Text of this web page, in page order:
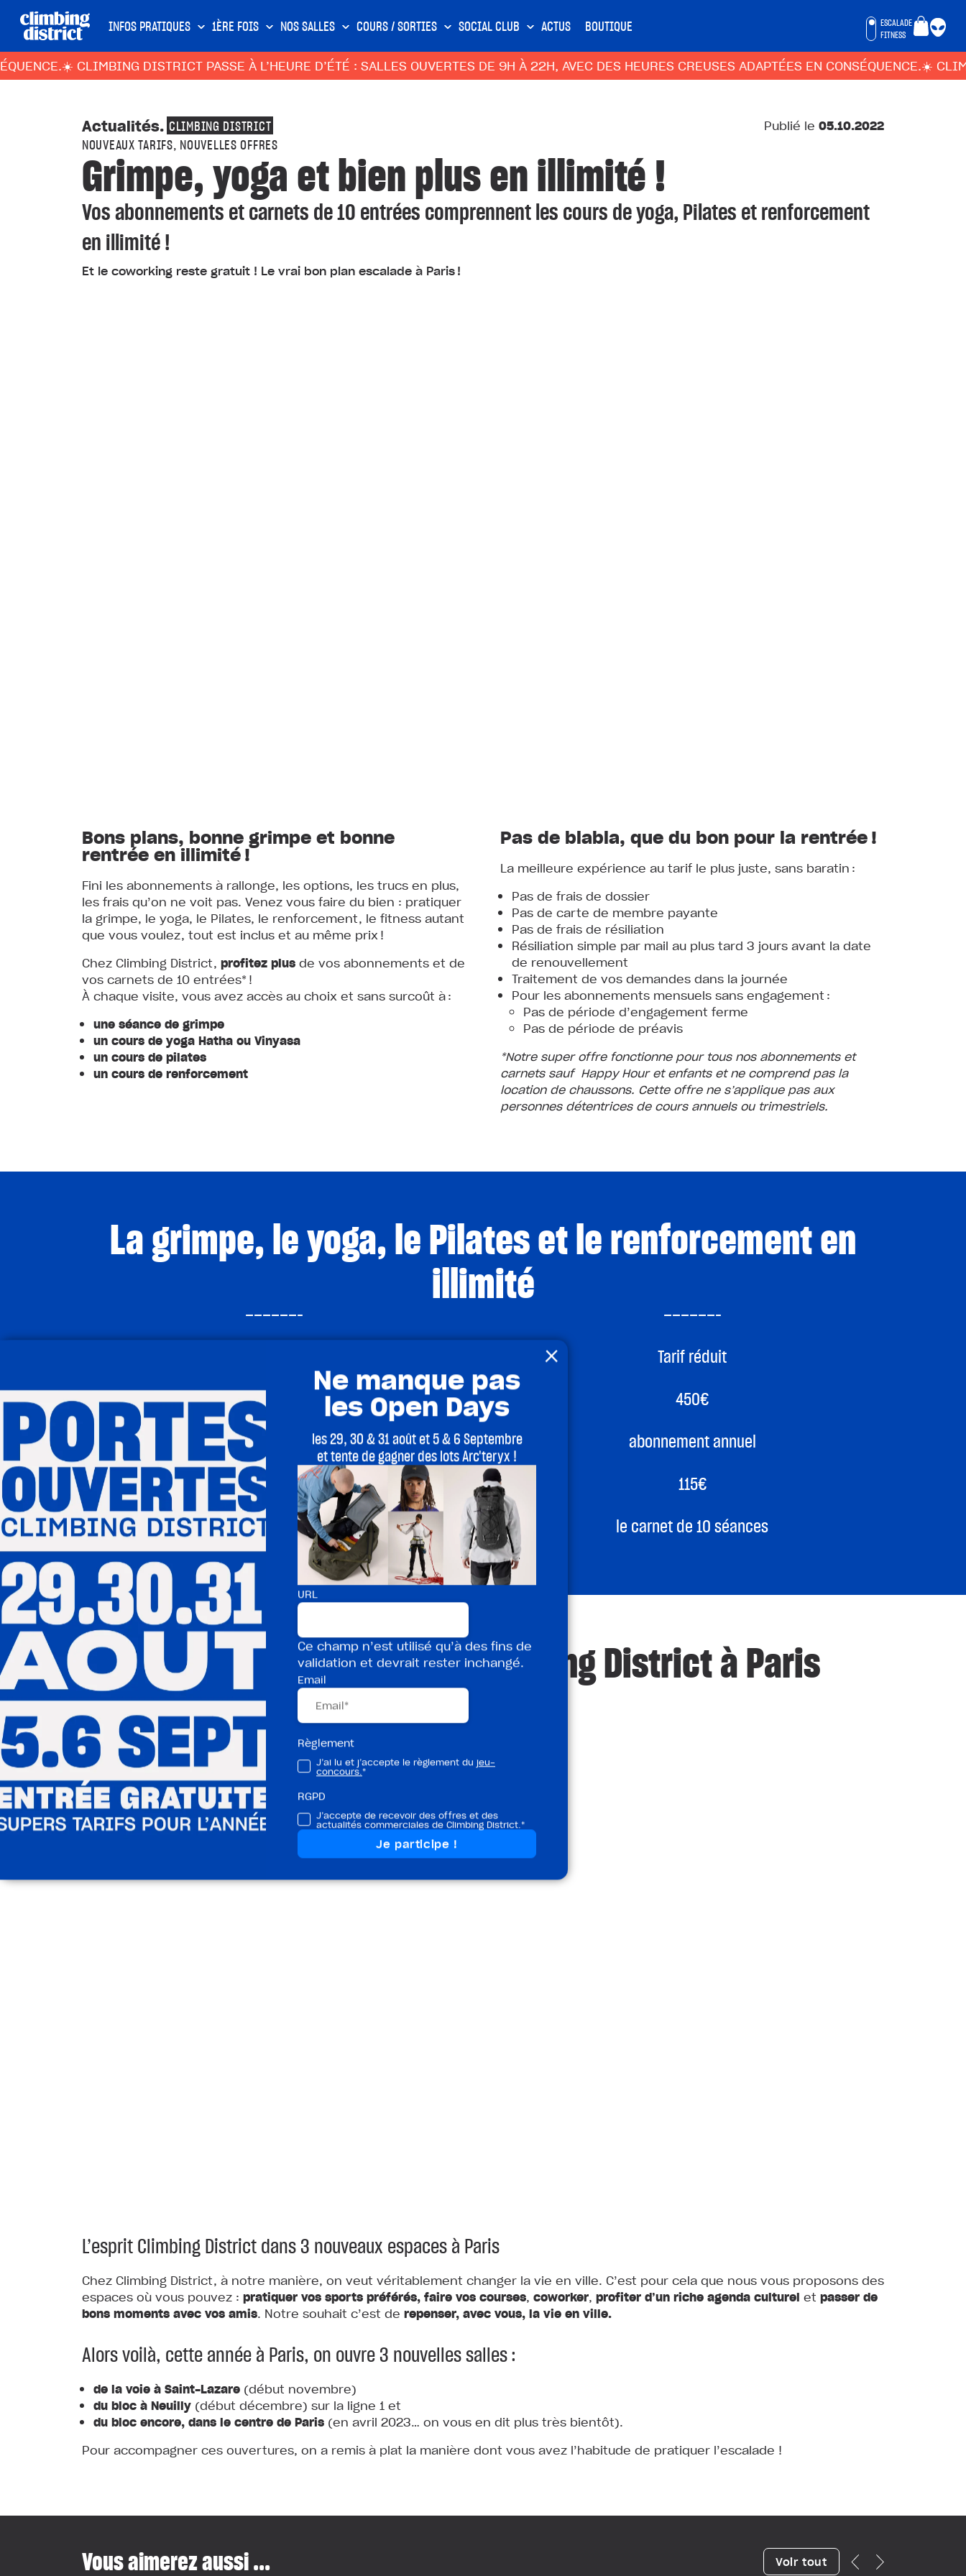
INFOS PRATIQUES 1ÈRE FOIS NOS SALLES COURS / SORTIES SOCIAL CLUB ACTUS BOUTIQUE
ESCALADE
FITNESS
☀️ CLIMBING DISTRICT PASSE À L’HEURE D’ÉTÉ : SALLES OUVERTES DE 9H À 22H, AVEC DES HEURES CREUSES ADAPTÉES EN CONSÉQUENCE.☀️ CLIMBING
Actualités. CLIMBING DISTRICT Publié le 05.10.2022
NOUVEAUX TARIFS, NOUVELLES OFFRES
Grimpe, yoga et bien plus en illimité !
Vos abonnements et carnets de 10 entrées comprennent les cours de yoga, Pilates et renforcement
en illimité !
Et le coworking reste gratuit ! Le vrai bon plan escalade à Paris !
Bons plans, bonne grimpe et bonne
rentrée en illimité !
Fini les abonnements à rallonge, les options, les trucs en plus,
les frais qu’on ne voit pas. Venez vous faire du bien : pratiquer
la grimpe, le yoga, le Pilates, le renforcement, le fitness autant
que vous voulez, tout est inclus et au même prix !
Chez Climbing District, profitez plus de vos abonnements et de
vos carnets de 10 entrées* !
À chaque visite, vous avez accès au choix et sans surcoût à :
une séance de grimpe
un cours de yoga Hatha ou Vinyasa
un cours de pilates
un cours de renforcement
Pas de blabla, que du bon pour la rentrée !
La meilleure expérience au tarif le plus juste, sans baratin :
Pas de frais de dossier
Pas de carte de membre payante
Pas de frais de résiliation
Résiliation simple par mail au plus tard 3 jours avant la date
de renouvellement
Traitement de vos demandes dans la journée
Pour les abonnements mensuels sans engagement :
Pas de période d’engagement ferme
Pas de période de préavis
*Notre super offre fonctionne pour tous nos abonnements et
carnets sauf Happy Hour et enfants et ne comprend pas la
location de chaussons. Cette offre ne s’applique pas aux
personnes détentrices de cours annuels ou trimestriels.
La grimpe, le yoga, le Pilates et le renforcement en
illimité
——————–
550€
abonnement annuel
135€
le carnet de 10 séances
——————–
Tarif réduit
450€
abonnement annuel
115€
le carnet de 10 séances
Trois nouvelles salles Climbing District à Paris
L’esprit Climbing District dans 3 nouveaux espaces à Paris
Chez Climbing District, à notre manière, on veut véritablement changer la vie en ville. C’est pour cela que nous vous proposons des
espaces où vous pouvez : pratiquer vos sports préférés, faire vos courses, coworker, profiter d’un riche agenda culturel et passer de
bons moments avec vos amis. Notre souhait c’est de repenser, avec vous, la vie en ville.
Alors voilà, cette année à Paris, on ouvre 3 nouvelles salles :
de la voie à Saint-Lazare (début novembre)
du bloc à Neuilly (début décembre) sur la ligne 1 et
du bloc encore, dans le centre de Paris (en avril 2023… on vous en dit plus très bientôt).
Pour accompagner ces ouvertures, on a remis à plat la manière dont vous avez l’habitude de pratiquer l’escalade !
Vous aimerez aussi ... Voir tout
×
Ne manque pas
les Open Days
les 29, 30 & 31 août et 5 & 6 Septembre
et tente de gagner des lots Arc'teryx !
URL
Ce champ n’est utilisé qu’à des fins de
validation et devrait rester inchangé.
Email
Règlement
J’ai lu et j’accepte le règlement du jeu-
concours.*
RGPD
J’accepte de recevoir des offres et des
actualités commerciales de Climbing District.*